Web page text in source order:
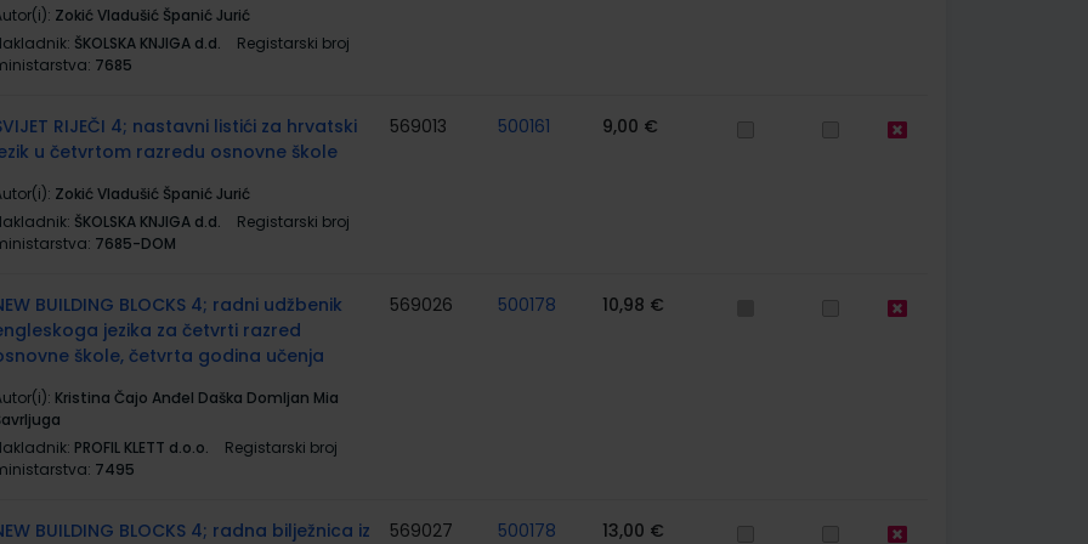
Zokić Vladušić Španić Jurić
ŠKOLSKA KNJIGA d.d.
Registarski broj
7685
RIJEČI 4; nastavni listići za hrvatski
u četvrtom razredu osnovne škole
Zokić Vladušić Španić Jurić
ŠKOLSKA KNJIGA d.d.
Registarski broj
7685-DOM
569013 500161 9,00 €
BUILDING BLOCKS 4; radni udžbenik
jezika za četvrti razred
škole, četvrta godina učenja
Kristina Čajo Anđel Daška Domljan Mia
PROFIL KLETT d.o.o.
Registarski broj
7495
569026 500178 10,98 €
BUILDING BLOCKS 4; radna bilježnica iz
569027 500178 13,00 €